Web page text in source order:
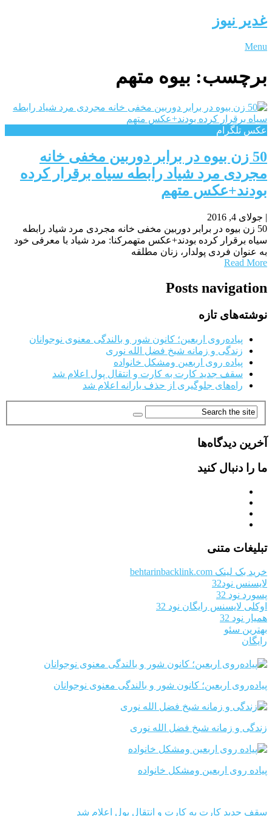
غدیر نیوز
Menu
برچسب: بیوه متهم
عکس تلگرام
50 زن بیوه در برابر دوربین مخفی خانه
مجردی مرد شیاد رابطه سیاه برقرار کرده
بودند+عکس متهم
| جولای 4, 2016
50 زن بیوه در برابر دوربین مخفی خانه مجردی مرد شیاد رابطه
سیاه برقرار کرده بودند+عکس متهمرکنا: مرد شیاد با معرفی خود
به عنوان فردی پولدار، زنان مطلقه
Read More
Posts navigation
نوشته‌های تازه
پیاده‌روی اربعین؛ کانون شور و بالندگی معنوی نوجوانان
زندگی و زمانه شیخ فضل الله نوری
پیاده روی اربعین ومشکل خانواده
سقف جدید کارت به کارت و انتقال پول اعلام شد
راه‌های جلوگیری از حذف یارانه اعلام شد
آخرین دیدگاه‌ها
ما را دنبال کنید
تبلیغات متنی
خرید بک لینک behtarinbacklink.com
لایسنس نود32
پسورد نود 32
اوکلی لایسنس رایگان نود 32
همیار نود 32
بهترین سئو
رایگان
پیاده‌روی اربعین؛ کانون شور و بالندگی معنوی نوجوانان
زندگی و زمانه شیخ فضل الله نوری
پیاده روی اربعین ومشکل خانواده
سقف جدید کارت به کارت و انتقال پول اعلام شد